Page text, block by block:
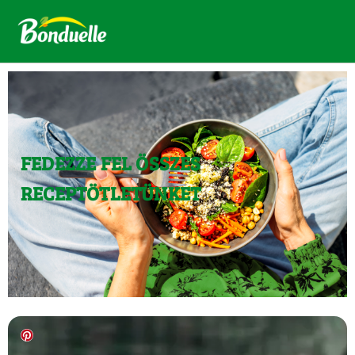
FEDEZZE FEL ÖSSZES
RECEPTÖTLETÜNKET